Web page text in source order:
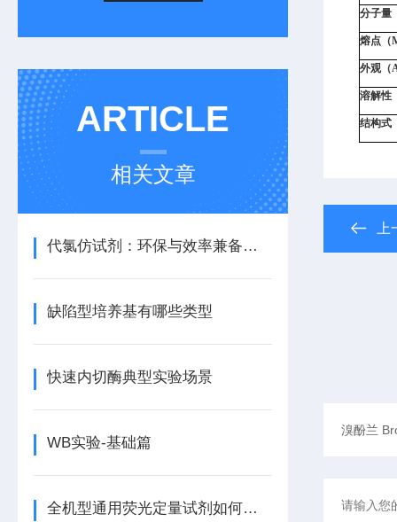
ARTICLE
相关文章
代氯仿试剂：环保与效率兼备的理想选择
缺陷型培养基有哪些类型
快速内切酶典型实验场景
WB实验-基础篇
全机型通用荧光定量试剂如何自动匹配不同仪器的荧光通道？
分子量
熔点（
外观（
溶解性
结构式